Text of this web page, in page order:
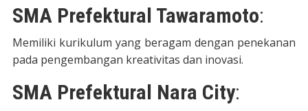
SMA Prefektural Tawaramoto:
Memiliki kurikulum yang beragam dengan penekanan
pada pengembangan kreativitas dan inovasi.
SMA Prefektural Nara City: